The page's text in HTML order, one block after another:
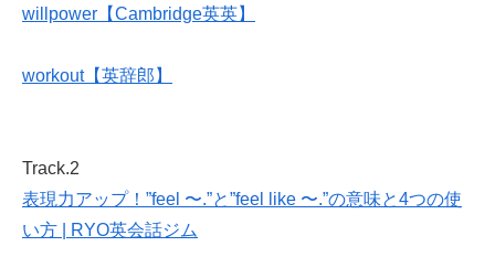
willpower【Cambridge英英】
workout【英辞郎】
Track.2
表現力アップ！”feel 〜.”と”feel like 〜.”の意味と4つの使
い方 | RYO英会話ジム